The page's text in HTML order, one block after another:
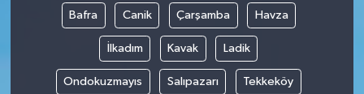
Bafra Canik Çarşamba Havza
İlkadım Kavak Ladik
Ondokuzmayıs Salıpazarı Tekkeköy